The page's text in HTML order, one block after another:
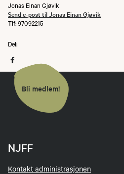
Jonas Einan Gjøvik
Send e-post til Jonas Einan Gjøvik
Tlf: 97092215
Del:
Bli medlem!
NJFF
Kontakt administrasjonen